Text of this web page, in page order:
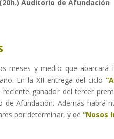
Auditorio de Afundación
meses y medio que abarcará
En la XII entrega del ciclo
reciente ganador del tercer
de Afundación. Además habrá
por determinar, y de “Nosos